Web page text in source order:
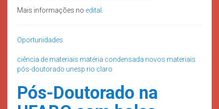
Mais informações no edital
Oportunidades
ciência de materiais matéria condensada novos materiais
pós-doutorado unesp rio claro
Pós-Doutorado na